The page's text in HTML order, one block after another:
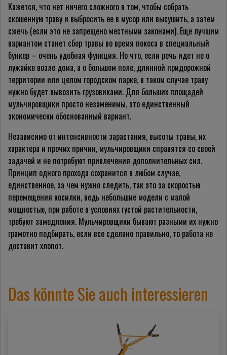
Кажется, что нет ничего сложного в том, чтобы собрать
скошенную траву и выбросить ее в мусор или высушить, а затем
сжечь (если это не запрещено местными законами). Еще лучшим
вариантом станет сбор травы во время покоса в специальный
бункер – очень удобная функция. Но что, если речь идет не о
лужайке возле дома, а о большом поле, длинной придорожной
территории или целом городском парке, в таком случае траву
нужно будет вывозить грузовиками. Для больших площадей
мульчировщики просто незаменимы, это единственный
экономически обоснованный вариант.
Независимо от интенсивности зарастания, высоты травы, их
характера и прочих причин, мульчировщики справятся со своей
задачей и не потребуют привлечения дополнительных сил.
Принцип одного прохода сохранится в любом случае,
единственное, за чем нужно следить, так это за скоростью
перемещения косилки, ведь небольшие модели с малой
мощностью, при работе в условиях густой растительности,
требуют замедления. Мульчировщики бывают разными их нужно
грамотно подбирать, если все сделано правильно, то работа не
доставит хлопот.
Das könnte Sie auch interessieren